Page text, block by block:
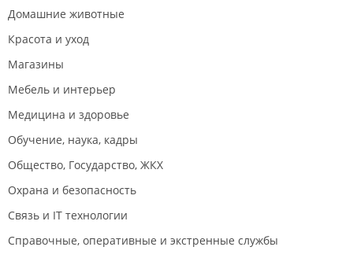
Домашние животные
Красота и уход
Магазины
Мебель и интерьер
Медицина и здоровье
Обучение, наука, кадры
Общество, Государство, ЖКХ
Охрана и безопасность
Связь и IT технологии
Справочные, оперативные и экстренные службы